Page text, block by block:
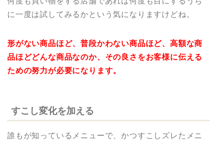
に一度は試してみるかという気になりますけどね。
形がない商品ほど、普段かわない商品ほど、高額な商
品ほどどんな商品なのか、その良さをお客様に伝える
ための努力が必要になります。
すこし変化を加える
誰もが知っているメニューで、かつすこしズレたメニ